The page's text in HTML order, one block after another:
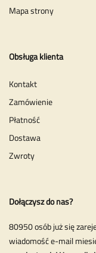
Mapa strony
Obsługa klienta
Kontakt
Zamówienie
Płatność
Dostawa
Zwroty
Dołączysz do nas?
80950 osób już się
wiadomość e-mail